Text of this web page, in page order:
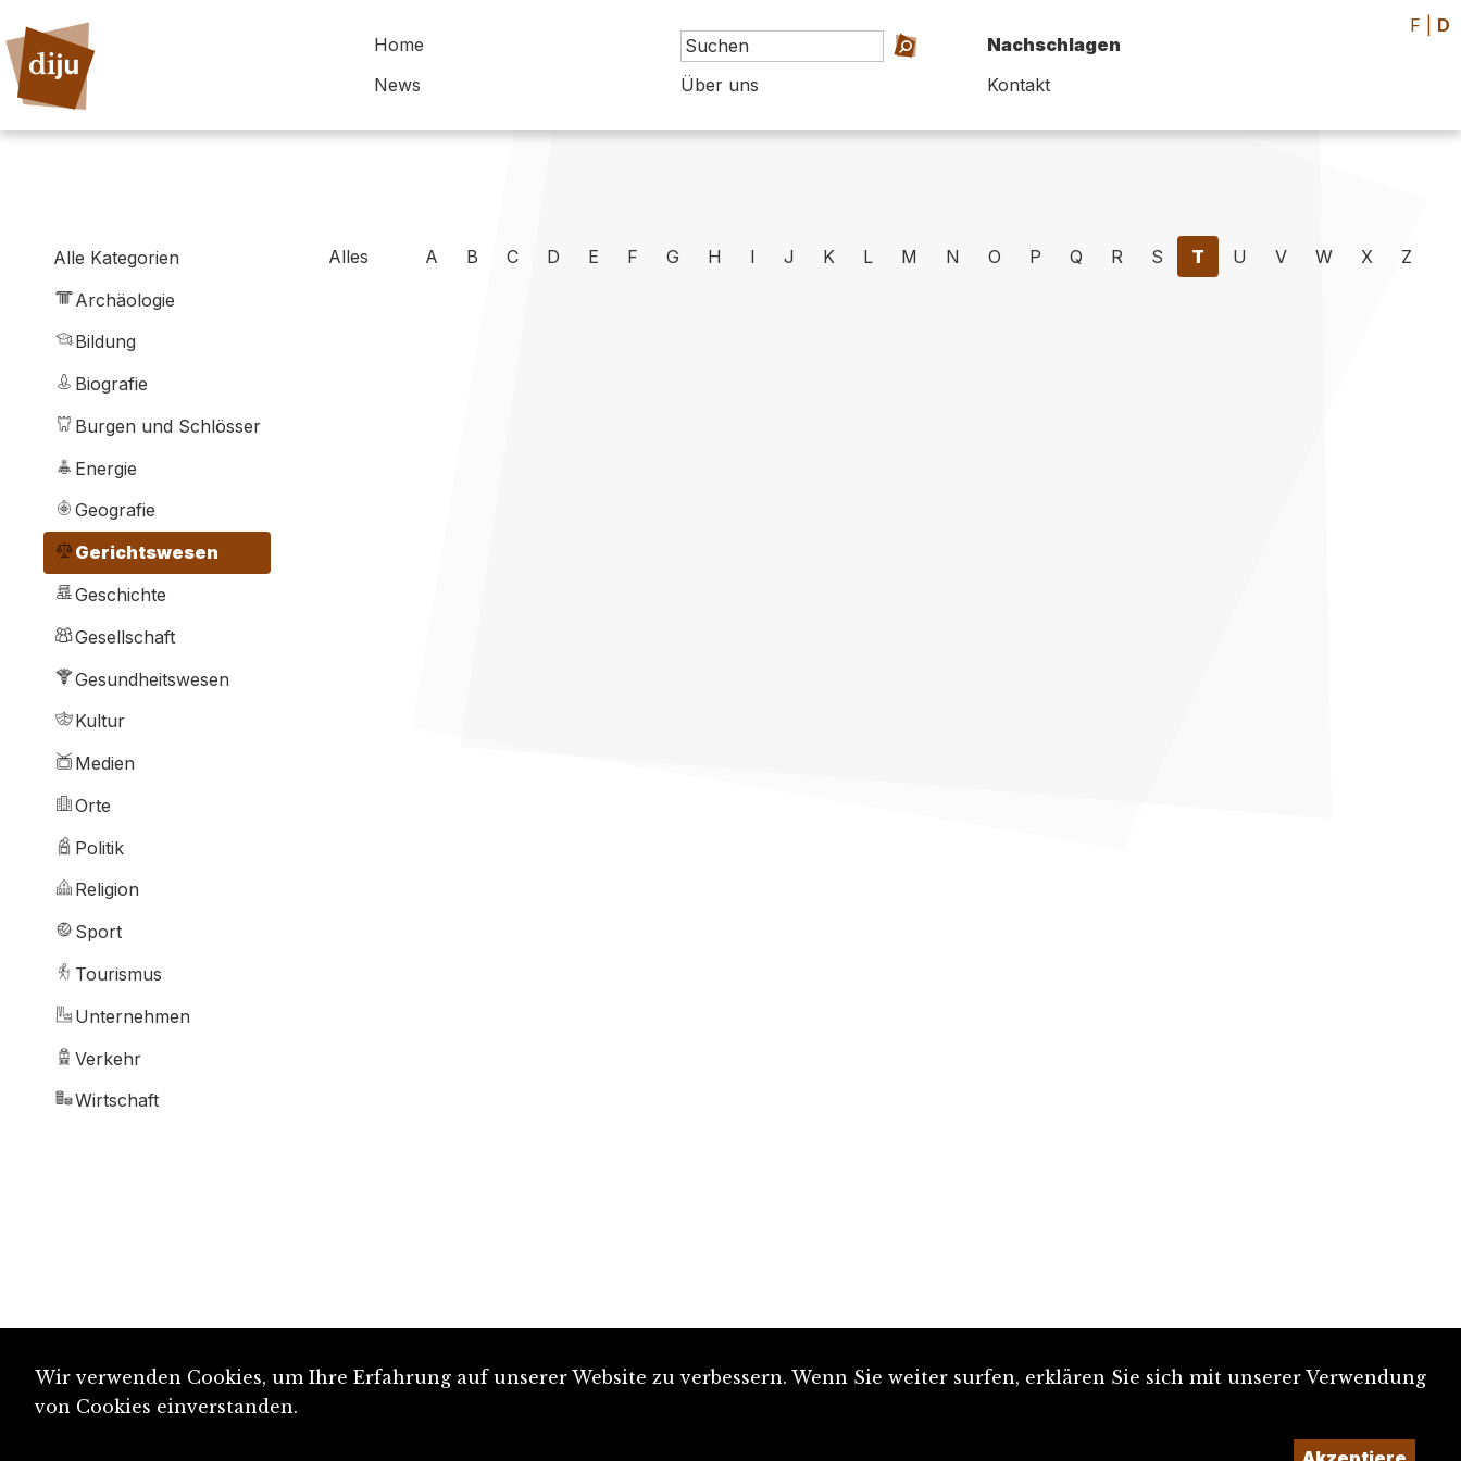
Home
Nachschlagen
News
Über uns Kontakt
F D
Alle Kategorien
Archäologie
Bildung
Biografie
Burgen und Schlösser
Energie
Geografie
Gerichtswesen
Geschichte
Gesellschaft
Gesundheitswesen
Kultur
Medien
Orte
Politik
Religion
Sport
Tourismus
Unternehmen
Verkehr
Wirtschaft
Alles A B C D E F G H I J K L M N O P Q R S T U V W X Z
Wir verwenden Cookies, um Ihre Erfahrung auf unserer Website zu verbessern. Wenn Sie weiter surfen, erklären Sie sich mit unserer Verwendung
von Cookies einverstanden.